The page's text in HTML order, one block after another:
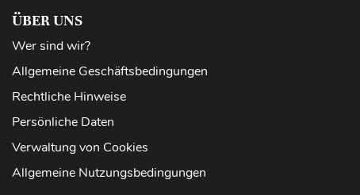
ÜBER UNS
Wer sind wir?
Allgemeine Geschäftsbedingungen
Rechtliche Hinweise
Persönliche Daten
Verwaltung von Cookies
Allgemeine Nutzungsbedingungen